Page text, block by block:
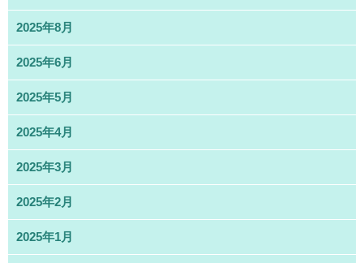
2025年8月
2025年6月
2025年5月
2025年4月
2025年3月
2025年2月
2025年1月